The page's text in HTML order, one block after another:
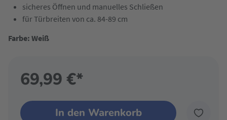
sicheres Öffnen und manuelles Schließen
für Türbreiten von ca. 84-89 cm
Farbe: Weiß
69,99 €*
In den Warenkorb